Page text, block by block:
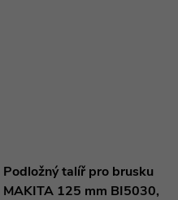
Podložný talíř pro brusku
MAKITA 125 mm BI5030,